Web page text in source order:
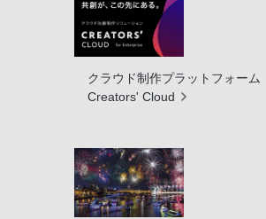
クラウド制作プラットフォーム
Creators' Cloud